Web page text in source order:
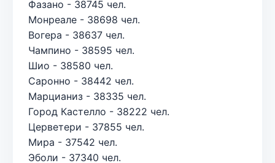
Фазано - 38745 чел.
Монреале - 38698 чел.
Вогера - 38637 чел.
Чампино - 38595 чел.
Шио - 38580 чел.
Саронно - 38442 чел.
Марцианиз - 38335 чел.
Город Кастелло - 38222 чел.
Церветери - 37855 чел.
Мира - 37542 чел.
Эболи - 37340 чел.